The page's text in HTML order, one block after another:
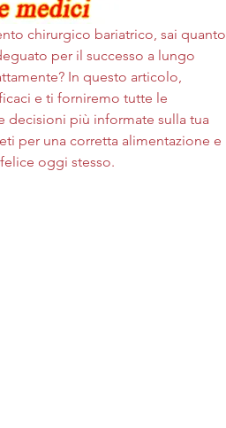
chirurgico bariatrico, sai quanto
per il successo a lungo
In questo articolo,
e ti forniremo tutte le
decisioni più informate sulla tua
per una corretta alimentazione e
oggi stesso.